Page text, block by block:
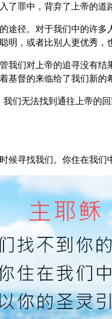
了罪中，背弃了上帝的道
途径。对于我们中的许
明，或者比别人更优秀
我们对上帝的追寻没有
基督的来临给了我们新的
们无法找到通往上帝的
候寻找我们。你住在我